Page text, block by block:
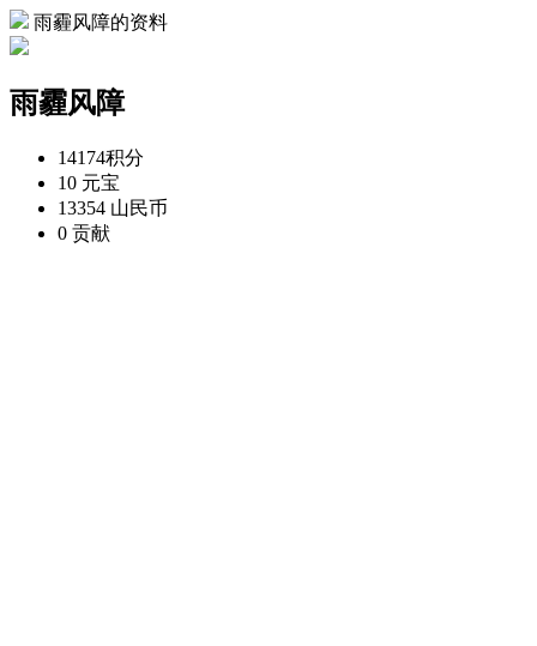
雨霾风障的资料
雨霾风障
14174积分
10 元宝
13354 山民币
0 贡献